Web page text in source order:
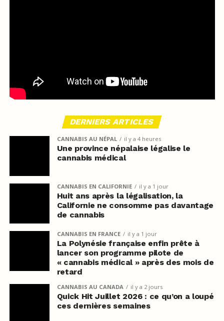
DERNIERS ARTICLES
CANNABIS AU NÉPAL il y a 4 heures
Une province népalaise légalise le
cannabis médical
CANNABIS EN CALIFORNIE il y a 1 jour
Huit ans après la légalisation, la
Californie ne consomme pas davantage
de cannabis
CANNABIS EN FRANCE il y a 1 jour
La Polynésie française enfin prête à
lancer son programme pilote de
« cannabis médical » après des mois de
retard
CANNABIS AU CANADA il y a 2 jours
Quick Hit Juillet 2026 : ce qu’on a loupé
ces dernières semaines